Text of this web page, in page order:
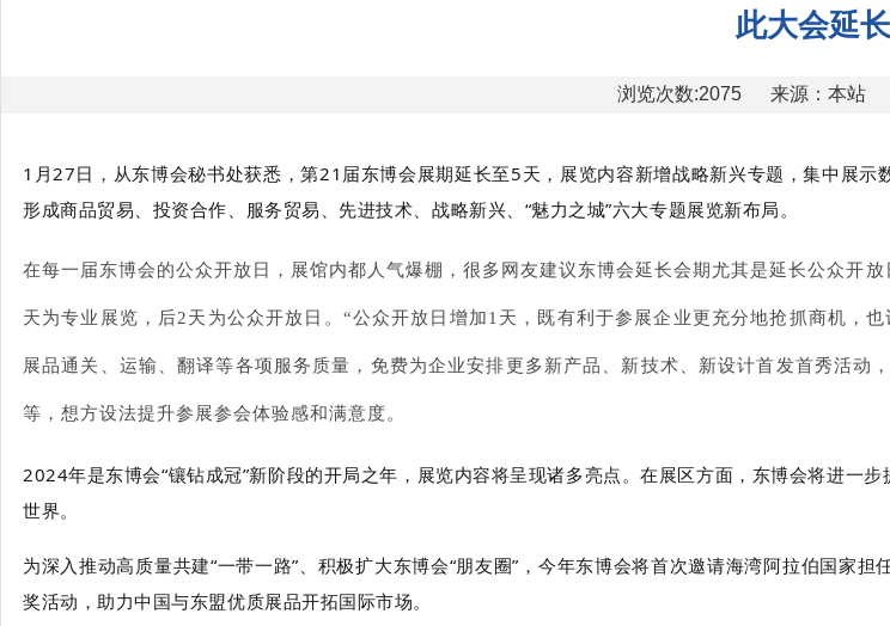
此大会延
浏览次数:2075 来源：本站
1月27日，从东博会秘书处获悉，第21届东博会展期延长至5天，展览内容新增战略新兴专题，集中展
形成商品贸易、投资合作、服务贸易、先进技术、战略新兴、“魅力之城”六大专题展览新布局。
在每一届东博会的公众开放日，展馆内都人气爆棚，很多网友建议东博会延长会期尤其是延长公众开
天为专业展览，后2天为公众开放日。“公众开放日增加1天，既有利于参展企业更充分地抢抓商机，
展品通关、运输、翻译等各项服务质量，免费为企业安排更多新产品、新技术、新设计首发首秀活
等，想方设法提升参展参会体验感和满意度。
2024年是东博会“镶钻成冠”新阶段的开局之年，展览内容将呈现诸多亮点。在展区方面，东博会将进一
世界。
为深入推动高质量共建“一带一路”、积极扩大东博会“朋友圈”，今年东博会将首次邀请海湾阿拉伯国家
奖活动，助力中国与东盟优质展品开拓国际市场。